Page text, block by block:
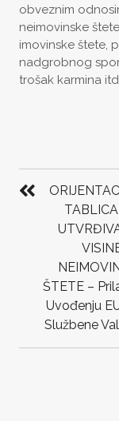
obveznim
neimovinske
imovinske štete,
nadgrobnog
trošak karmina itd.
POST
NAVIGATION
ŠTETE –
Uvođenju
Službene